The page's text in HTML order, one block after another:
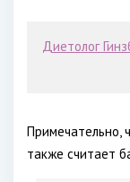
Диетолог
Примечательно,
также считает